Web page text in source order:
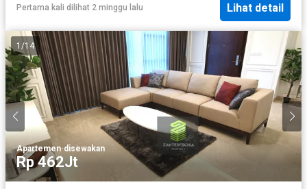
Pertama kali dilihat 2 minggu lalu Lihat detail
1 /14
Apartemen·disewakan
Rp 462Jt